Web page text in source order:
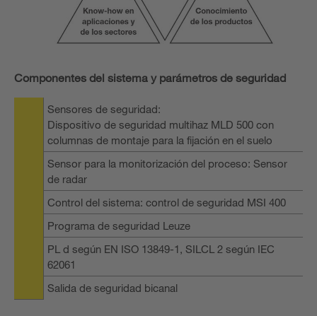
Componentes del sistema y parámetros de seguridad
Sensores de seguridad:
Dispositivo de seguridad multihaz MLD 500 con
columnas de montaje para la fijación en el suelo
Sensor para la monitorización del proceso: Sensor
de radar
Control del sistema: control de seguridad MSI 400
Programa de seguridad Leuze
PL d según EN ISO 13849-1, SILCL 2 según IEC
62061
Salida de seguridad bicanal